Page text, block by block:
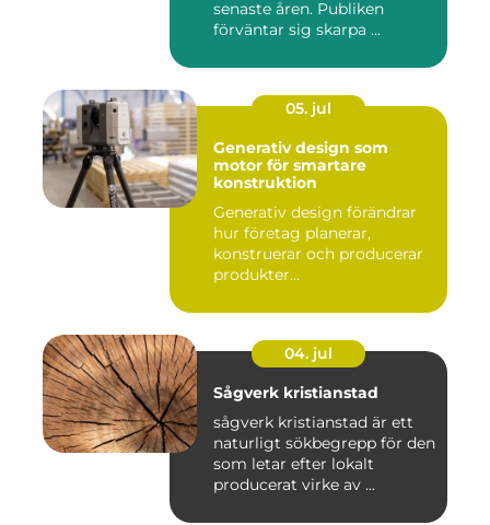
senaste åren. Publiken
förväntar sig skarpa ...
05. jul
Generativ design som
motor för smartare
konstruktion
Generativ design förändrar
hur företag planerar,
konstruerar och producerar
produkter...
04. jul
Sågverk kristianstad
sågverk kristianstad är ett
naturligt sökbegrepp för den
som letar efter lokalt
producerat virke av ...